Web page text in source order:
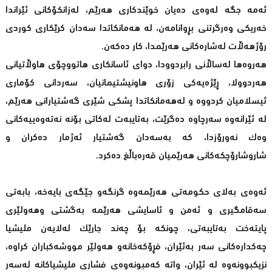
ئەمە جگە لەوەی دەیان خوێندکاری هەرێم، لەزانکۆکانی ئێراندا
خەریکی وەرگرتنی بڕوانامەن، لە هەمانکاتدا سەدان کرێکاری کوردی
رۆژهەڵات لەشارەکانی هەرێمدا، کار دەکەن.
هەروەها لەساڵانی رابردوودا، دوای ئاسانکاری هاتووچۆی هاوڵاتیانی
هەردوولا، ڕێژەیەکی زۆری هاونیشتیمانیان، سەردانی کۆماری
ئیسلامیان کردووە و لەهەمانکاتدا پشکی شێری گەشتیارانی هەرێم،
لە ئێرانەوە سەرچاوە دەگرێت، بەتایبەت لەکاتی بۆنە نەتەوەییەکانی
وەک نەورۆزدا، کە بەسەدان گەشتیار ئەژمار دەکران و
شاروشارۆچکەکانی هەرێمیان قەرەباڵغ دەکرد.
ئەوەی بەلای حکومەتی هەرێمەوە گرنگەو جێگەی بایەخە، بابەتی
سەقامگیری و ئەمن و ئاسایشی هەرێمە بەگشتی وهەولێری
پایتەخت بەتایبەتی، چونکە بۆ چەند جارێک لەلایەن ملیشیا
چەکدارەکانی سەر بەئێران، فڕۆکەخانەو هەولێر مووشەکباران کراوە،
نزیکبوونەوە لە ئێران، واتە کەمبونەوەی فشاری ملیشیاکانە لەسەر